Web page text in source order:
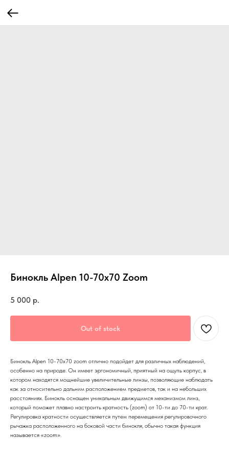
Бинокль Alpen 10-70x70 Zoom
5 000 р.
Out of stock
Бинокль Alpen 10-70x70 zoom отлично подойдет для различных наблюдений,
особенно на природе. Он имеет эргономичный, приятный на ощупь корпус, в
котором находятся мощнейшие увеличительные линзы, позволяющие наблюдать
как за относительно дальним расположением предметов, так и на небольших
расстояниях. Бинокль оснащен уникальным движущимся механизмом линз,
который поможет плавно настроить кратность (zoom) от 10-ти до 70-ти крат.
Регулировка кратности осуществляется путем перемещения регулировочного
рычажка расположенного на боковой части бинокля, обычно такая функция
называется «zoom».